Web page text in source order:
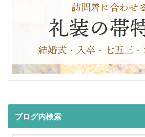
ブログ内検索